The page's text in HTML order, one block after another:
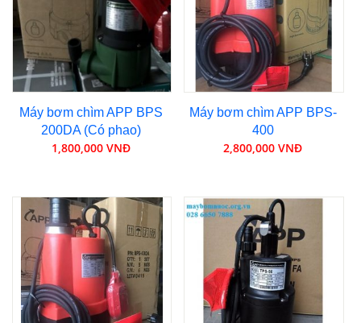
Máy bơm chìm APP BPS
200DA (Có phao)
1,800,000 VNĐ
Máy bơm chìm APP BPS-
400
2,800,000 VNĐ